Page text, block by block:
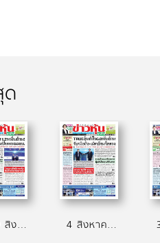
7 - 9 สิงหาคม 2569 4 สิงหาคม 2569